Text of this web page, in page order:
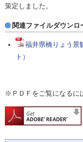
策定しました。
関連ファイルダウンロ
福井県橋りょう景
ト）
※ＰＤＦをご覧になるに